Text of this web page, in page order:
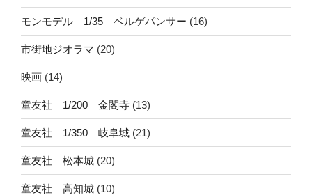
モンモデル 1/35 ベルゲパンサー (16)
市街地ジオラマ (20)
映画 (14)
童友社 1/200 金閣寺 (13)
童友社 1/350 岐阜城 (21)
童友社 松本城 (20)
童友社 高知城 (10)